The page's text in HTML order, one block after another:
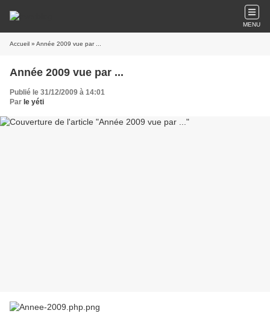
MENU
Accueil » Année 2009 vue par ...
Année 2009 vue par ...
Publié le 31/12/2009 à 14:01
Par le yéti